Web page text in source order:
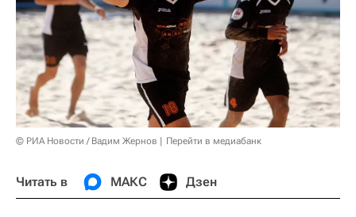
© РИА Новости / Вадим Жернов Перейти в медиабанк
Читать в МАКС Дзен